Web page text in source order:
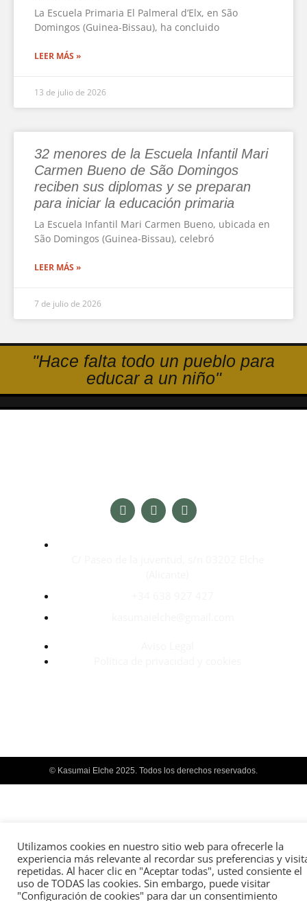
La Escuela Primaria El Palmeral d’Elx, en São
Domingos (Guinea-Bissau), ha concluido
LEER MÁS »
13 de julio de 2026
32 menores de la Escuela Infantil Mari
Carmen Bueno de São Domingos
reciben sus diplomas y se preparan
para iniciar la educación primaria
La Escuela Infantil Mari Carmen Bueno, ubicada en
São Domingos (Guinea-Bissau), celebró
LEER MÁS »
7 de julio de 2026
"Hace falta todo un pueblo para
educar a un niño"
© Kasumai Elche 2025. Todos los derechos reservados.
Utilizamos cookies en nuestro sitio web para ofrecerle la
experiencia más relevante al recordar sus preferencias y
repetidas. Al hacer clic en "Aceptar todas", usted consiente el
uso de TODAS las cookies. Sin embargo, puede visitar
"Configuración de cookies" para dar un consentimiento